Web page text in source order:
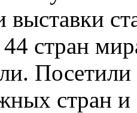
выставки
стран
стран